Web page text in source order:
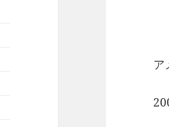
ア